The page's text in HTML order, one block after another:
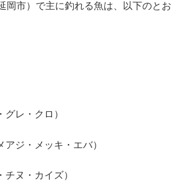
岡市）で主に釣れる魚は、以下のとお
レ・クロ）
ジ・メッキ・エバ）
ヌ・カイズ）